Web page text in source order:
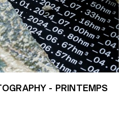
- PRINTEMPS